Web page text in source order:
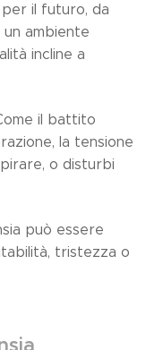
il futuro, da
ambiente
incline a
il battito
la tensione
o disturbi
può essere
tristezza o